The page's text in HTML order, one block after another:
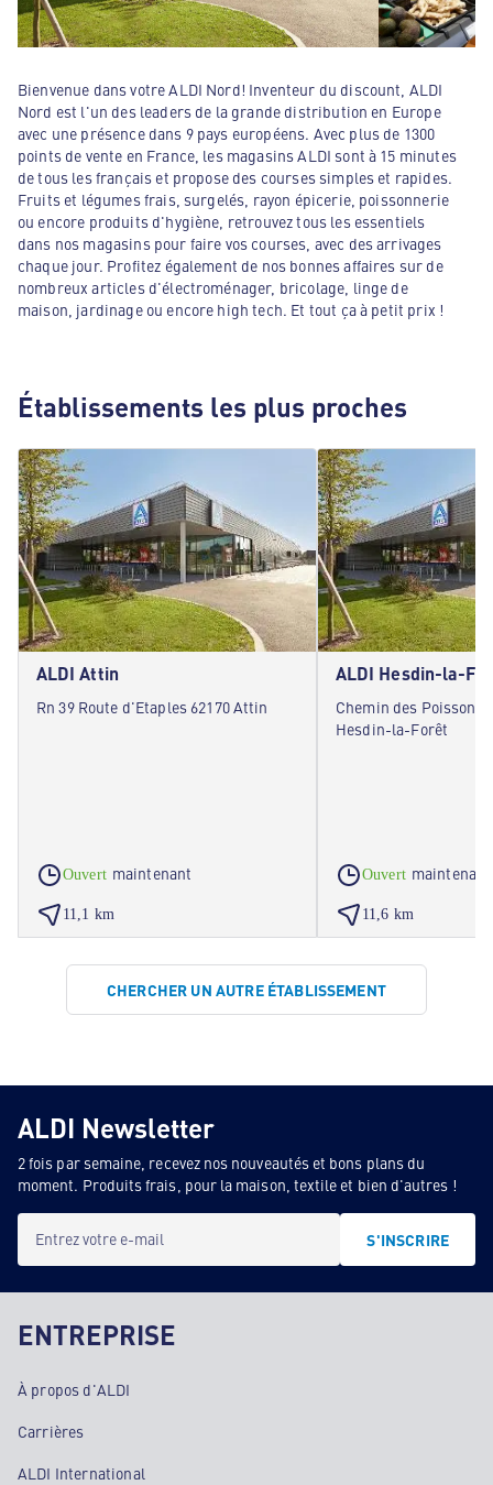
Bienvenue dans votre ALDI Nord! Inventeur du discount, ALDI
Nord est l'un des leaders de la grande distribution en Europe
avec une présence dans 9 pays européens. Avec plus de 1300
points de vente en France, les magasins ALDI sont à 15 minutes
de tous les français et propose des courses simples et rapides.
Fruits et légumes frais, surgelés, rayon épicerie, poissonnerie
ou encore produits d'hygiène, retrouvez tous les essentiels
dans nos magasins pour faire vos courses, avec des arrivages
chaque jour. Profitez également de nos bonnes affaires sur de
nombreux articles d'électroménager, bricolage, linge de
maison, jardinage ou encore high tech. Et tout ça à petit prix !
Établissements les plus proches
ALDI Attin
Rn 39 Route d'Etaples 62170 Attin
Ouvert maintenant
11,1 km
ALDI Hesdin-la-
Chemin des
Hesdin-la-Forêt
Ouvert maintenant
11,6 km
CHERCHER UN AUTRE ÉTABLISSEMENT
ALDI Newsletter
2 fois par semaine, recevez nos nouveautés et bons plans du
moment. Produits frais, pour la maison, textile et bien d'autres !
Entrez votre e-mail S'INSCRIRE
ENTREPRISE
À propos d'ALDI
Carrières
ALDI International